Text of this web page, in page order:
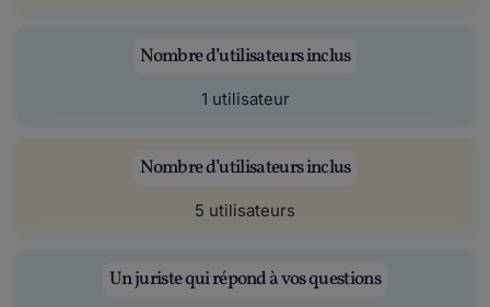
Nombre d’utilisateurs inclus
1 utilisateur
Nombre d’utilisateurs inclus
5 utilisateurs
Un juriste qui répond à vos questions